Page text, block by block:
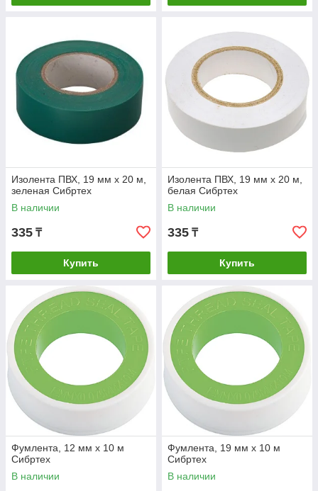
Изолента ПВХ, 19 мм х 20 м,
зеленая Сибртех
В наличии
335 ₸
Купить
Изолента ПВХ, 19 мм х 20 м,
белая Сибртех
В наличии
335 ₸
Купить
Фумлента, 12 мм х 10 м
Сибртех
В наличии
Фумлента, 19 мм х 10 м
Сибртех
В наличии